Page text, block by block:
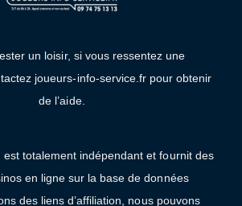
un loisir, si vous ressentez une
joueurs-info-service.fr pour obtenir
de l’aide.
est totalement indépendant et fournit des
en ligne sur la base de données
des liens d’affiliation, nous pouvons